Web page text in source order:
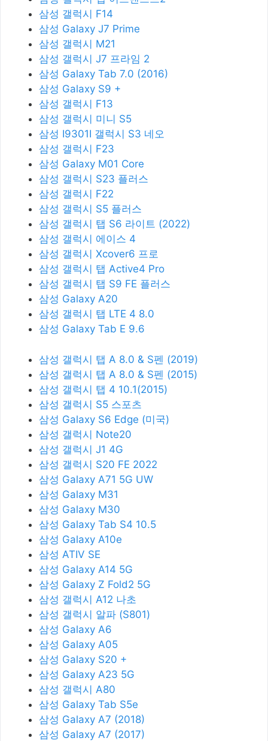
삼성 갤럭시 F14
삼성 Galaxy J7 Prime
삼성 갤럭시 M21
삼성 갤럭시 J7 프라임 2
삼성 Galaxy Tab 7.0 (2016)
삼성 Galaxy S9 +
삼성 갤럭시 F13
삼성 갤럭시 미니 S5
삼성 I9301I 갤럭시 S3 네오
삼성 갤럭시 F23
삼성 Galaxy M01 Core
삼성 갤럭시 S23 플러스
삼성 갤럭시 F22
삼성 갤럭시 S5 플러스
삼성 갤럭시 탭 S6 라이트 (2022)
삼성 갤럭시 에이스 4
삼성 갤럭시 Xcover6 프로
삼성 갤럭시 탭 Active4 Pro
삼성 갤럭시 탭 S9 FE 플러스
삼성 Galaxy A20
삼성 갤럭시 탭 LTE 4 8.0
삼성 Galaxy Tab E 9.6
삼성 갤럭시 탭 A 8.0 & S펜 (2019)
삼성 갤럭시 탭 A 8.0 & S펜 (2015)
삼성 갤럭시 탭 4 10.1(2015)
삼성 갤럭시 S5 스포츠
삼성 Galaxy S6 Edge (미국)
삼성 갤럭시 Note20
삼성 갤럭시 J1 4G
삼성 갤럭시 S20 FE 2022
삼성 Galaxy A71 5G UW
삼성 Galaxy M31
삼성 Galaxy M30
삼성 Galaxy Tab S4 10.5
삼성 Galaxy A10e
삼성 ATIV SE
삼성 Galaxy A14 5G
삼성 Galaxy Z Fold2 5G
삼성 갤럭시 A12 나초
삼성 갤럭시 알파 (S801)
삼성 Galaxy A6
삼성 Galaxy A05
삼성 Galaxy S20 +
삼성 Galaxy A23 5G
삼성 갤럭시 A80
삼성 Galaxy Tab S5e
삼성 Galaxy A7 (2018)
삼성 Galaxy A7 (2017)